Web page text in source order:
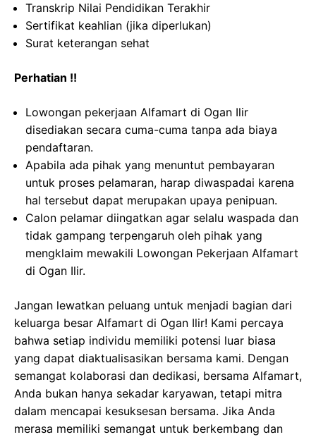
Transkrip Nilai Pendidikan Terakhir
Sertifikat keahlian (jika diperlukan)
Surat keterangan sehat
Perhatian !!
Lowongan pekerjaan Alfamart di Ogan Ilir
disediakan secara cuma-cuma tanpa ada biaya
pendaftaran.
Apabila ada pihak yang menuntut pembayaran
untuk proses pelamaran, harap diwaspadai karena
hal tersebut dapat merupakan upaya penipuan.
Calon pelamar diingatkan agar selalu waspada dan
tidak gampang terpengaruh oleh pihak yang
mengklaim mewakili Lowongan Pekerjaan Alfamart
di Ogan Ilir.
Jangan lewatkan peluang untuk menjadi bagian dari
keluarga besar Alfamart di Ogan Ilir! Kami percaya
bahwa setiap individu memiliki potensi luar biasa
yang dapat diaktualisasikan bersama kami. Dengan
semangat kolaborasi dan dedikasi, bersama Alfamart,
Anda bukan hanya sekadar karyawan, tetapi mitra
dalam mencapai kesuksesan bersama. Jika Anda
merasa memiliki semangat untuk berkembang dan